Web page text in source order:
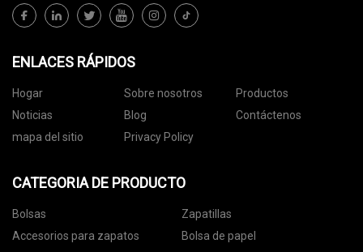
ENLACES RÁPIDOS
Hogar Sobre nosotros
Productos
Noticias
Blog
Contáctenos
mapa del sitio
Privacy Policy
CATEGORIA DE PRODUCTO
Bolsas
Zapatillas
Accesorios para zapatos
Bolsa de papel